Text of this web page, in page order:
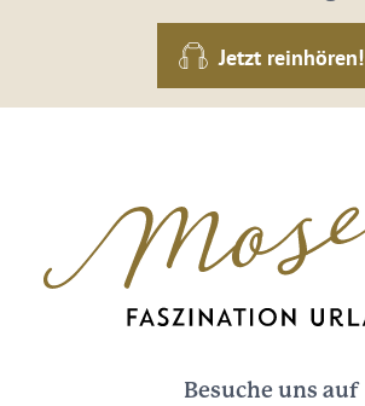
Jetzt reinhören!
Besuche uns auf